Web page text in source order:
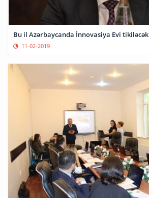
Bu il Azərbaycanda İnnovasiya Evi tikiləcək
11-02-2019